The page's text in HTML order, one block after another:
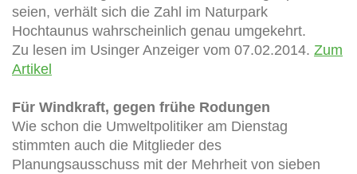
seien, verhält sich die Zahl im Naturpark
Hochtaunus wahrscheinlich genau umgekehrt.
Zu lesen im Usinger Anzeiger vom 07.02.2014. Zum
Artikel
Für Windkraft, gegen frühe Rodungen
Wie schon die Umweltpolitiker am Dienstag
stimmten auch die Mitglieder des
Planungsausschuss mit der Mehrheit von sieben